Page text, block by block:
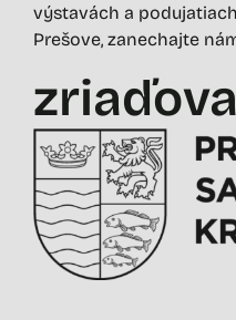
výstavách a
Prešove, zanechajte